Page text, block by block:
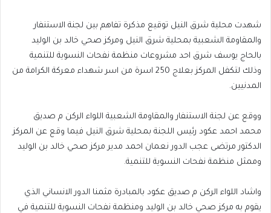
شهدت محلية شرق النيل توقيع مذكرة تفاهم بين لجنة الاستنفار
والمقاومة الشعبية بمحلية شرق النيل ومركز صحي خالد بن الوليد
بالحاج يوسف شرق احد مشروعات منظمة نفحات النسوية للتنمية
وذلك لتكفل المركز بعلاج 250 اسرة من اسر شهداء معركة الكرامة من
المدنيين.
ووقع عن لجنة الاستنفار والمقاومة الشعبية اللواء الركن م صديق
محمد احمد عكود رئيس اللجنة بمحلية شرق النيل فيما وقع عن المركز
الدكتور مرتضى عجب الدور نعمان احمد مدير مركز صحي خالد بن الوليد
وممثل منظمة نفحات النسوية للتنمية.
واشاد اللواء الركن م صديق عكود بالمبادرة مثمنا الدور الانساني الذي
يقوم به مركز صحي خالد بن الوليد ومنظمة نفحات النسوية للتنمية في